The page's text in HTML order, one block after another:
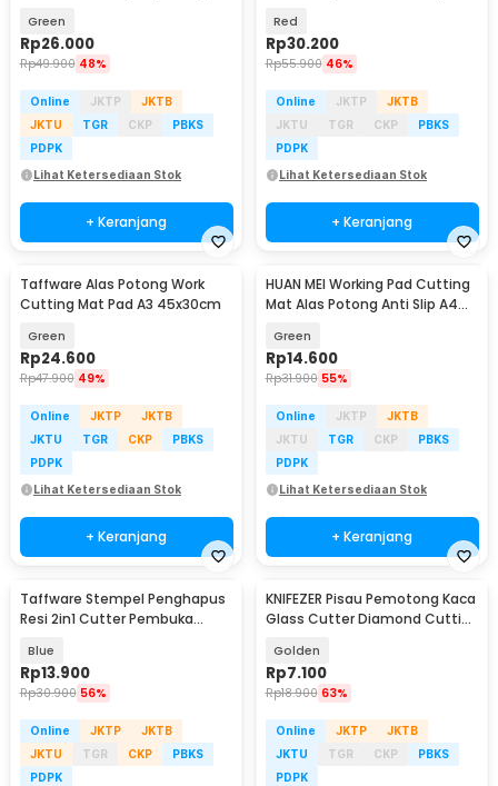
Green
Rp26.000
Rp49.900 48%
Online JKTP
JKTB
JKTU
TGR CKP
PBKS
PDPK
Lihat Ketersediaan Stok
+ Keranjang
Red
Rp30.200
Rp55.900 46%
Online JKTP
JKTB
JKTU
TGR CKP
PBKS
PDPK
Lihat Ketersediaan Stok
+ Keranjang
Taffware Alas Potong Work
Cutting Mat Pad A3 45x30cm
Green
Rp24.600
Rp47.900 49%
Online JKTP
JKTB
JKTU
TGR CKP
PBKS
PDPK
Lihat Ketersediaan Stok
+ Keranjang
HUAN MEI Working Pad Cutting
Mat Alas Potong Anti Slip A4
Green
Rp14.600
Rp31.900 55%
Online JKTP
JKTB
JKTU
TGR CKP
PBKS
PDPK
Lihat Ketersediaan Stok
+ Keranjang
Taffware Stempel Penghapus
Resi 2in1 Cutter Pembuka
Blue
Rp13.900
Rp30.900 56%
Online JKTP
JKTB
JKTU
TGR CKP
PBKS
PDPK
KNIFEZER Pisau Pemotong Kaca
Glass Cutter Diamond Cutting
Golden
Rp7.100
Rp18.900 63%
Online JKTP
JKTB
JKTU
TGR CKP
PBKS
PDPK